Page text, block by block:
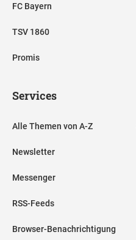
FC Bayern
TSV 1860
Promis
Services
Alle Themen von A-Z
Newsletter
Messenger
RSS-Feeds
Browser-Benachrichtigung